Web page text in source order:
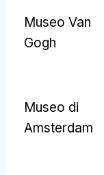
Museo Van
Gogh
Museo di
Amsterdam